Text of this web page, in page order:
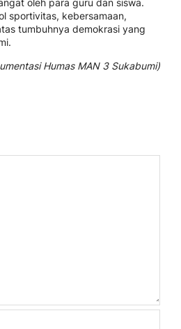
oleh para guru dan siswa.
sportivitas, kebersamaan,
tumbuhnya demokrasi yang
Humas MAN 3 Sukabumi)